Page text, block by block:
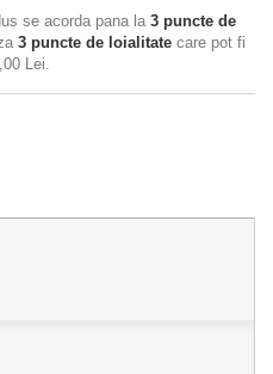
se acorda pana la 3 puncte de
3 puncte de loialitate care pot fi
Lei.